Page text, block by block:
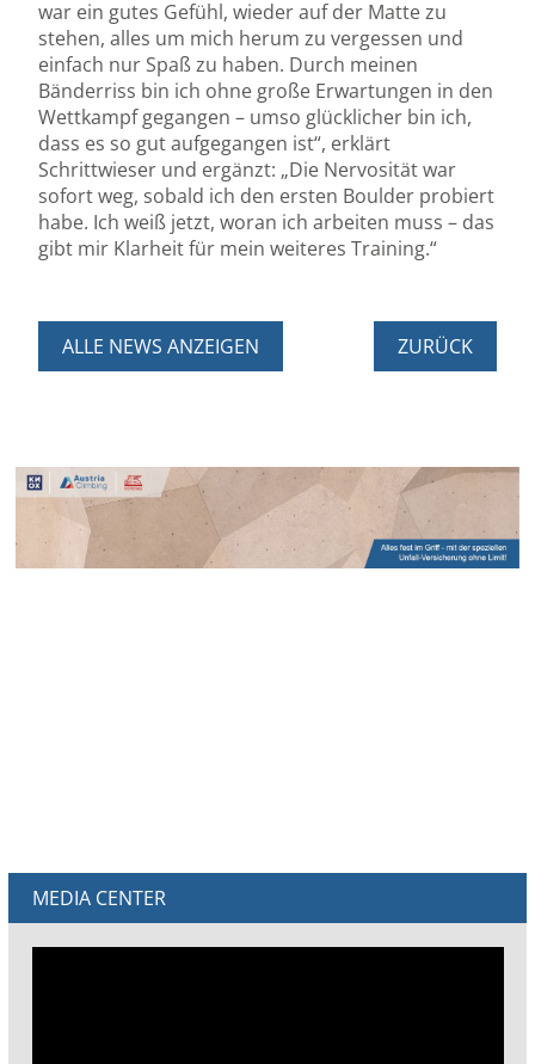
war ein gutes Gefühl, wieder auf der Matte zu
stehen, alles um mich herum zu vergessen und
einfach nur Spaß zu haben. Durch meinen
Bänderriss bin ich ohne große Erwartungen in den
Wettkampf gegangen – umso glücklicher bin ich,
dass es so gut aufgegangen ist“, erklärt
Schrittwieser und ergänzt: „Die Nervosität war
sofort weg, sobald ich den ersten Boulder probiert
habe. Ich weiß jetzt, woran ich arbeiten muss – das
gibt mir Klarheit für mein weiteres Training.“
ALLE NEWS ANZEIGEN ZURÜCK
MEDIA CENTER